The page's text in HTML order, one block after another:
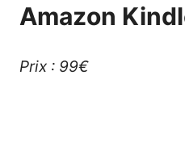
Amazon
Prix : 99€